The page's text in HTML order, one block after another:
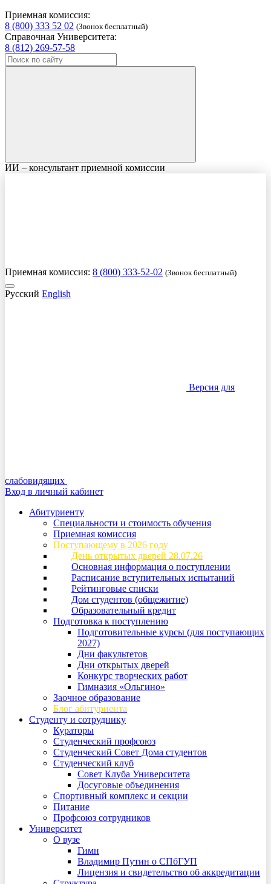
Приемная комиссия:
8 (800) 333 52 02 (Звонок бесплатный)
Справочная Университета:
8 (812) 269-57-58
ИИ – консультант приемной комиссии
Приемная комиссия: 8 (800) 333-52-02 (Звонок бесплатный)
Русский English
Версия для
слабовидящих
Вход в личный кабинет
Абитуриенту
Специальности и стоимость обучения
Приемная комиссия
Поступающему в 2026 году
День открытых дверей 28.07.26
Основная информация о поступлении
Расписание вступительных испытаний
Рейтинговые списки
Дом студентов (общежитие)
Образовательный кредит
Подготовка к поступлению
Подготовительные курсы (для поступающих
2027)
Дни факультетов
Дни открытых дверей
Конкурс творческих работ
Гимназия «Ольгино»
Заочное образование
Блог абитуриента
Студенту и сотруднику
Кураторы
Студенческий профсоюз
Студенческий Совет Дома студентов
Студенческий клуб
Совет Клуба Университета
Досуговые объединения
Спортивный комплекс и секции
Питание
Профсоюз сотрудников
Университет
О вузе
Гимн
Владимир Путин о СПбГУП
Лицензия и свидетельство об аккредитации